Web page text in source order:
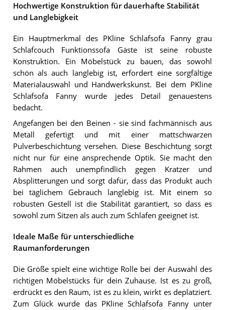
Hochwertige Konstruktion für dauerhafte Stabilität
und Langlebigkeit
Ein Hauptmerkmal des PKline Schlafsofa Fanny grau
Schlafcouch Funktionssofa Gäste ist seine robuste
Konstruktion. Ein Möbelstück zu bauen, das sowohl
schön als auch langlebig ist, erfordert eine sorgfältige
Materialauswahl und Handwerkskunst. Bei dem PKline
Schlafsofa Fanny wurde jedes Detail genauestens
bedacht.
Angefangen bei den Beinen - sie sind fachmännisch aus
Metall gefertigt und mit einer mattschwarzen
Pulverbeschichtung versehen. Diese Beschichtung sorgt
nicht nur für eine ansprechende Optik. Sie macht den
Rahmen auch unempfindlich gegen Kratzer und
Absplitterungen und sorgt dafür, dass das Produkt auch
bei täglichem Gebrauch langlebig ist. Mit einem so
robusten Gestell ist die Stabilität garantiert, so dass es
sowohl zum Sitzen als auch zum Schlafen geeignet ist.
Ideale Maße für unterschiedliche
Raumanforderungen
Die Größe spielt eine wichtige Rolle bei der Auswahl des
richtigen Möbelstücks für dein Zuhause. Ist es zu groß,
erdrückt es den Raum, ist es zu klein, wirkt es deplatziert.
Zum Glück wurde das PKline Schlafsofa Fanny unter